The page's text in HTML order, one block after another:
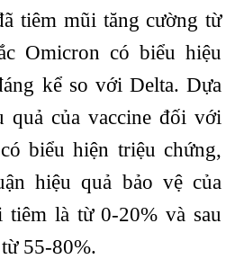
tiêm mũi tăng cường từ
Omicron có biểu hiệu
kể so với Delta. Dựa
quả của vaccine đối với
biểu hiện triệu chứng,
hiệu quả bảo vệ của
tiêm là từ 0-20% và sau
55-80%.